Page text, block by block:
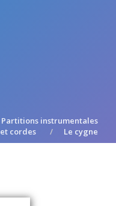
Partitions instrumentales
cordes
Le cygne